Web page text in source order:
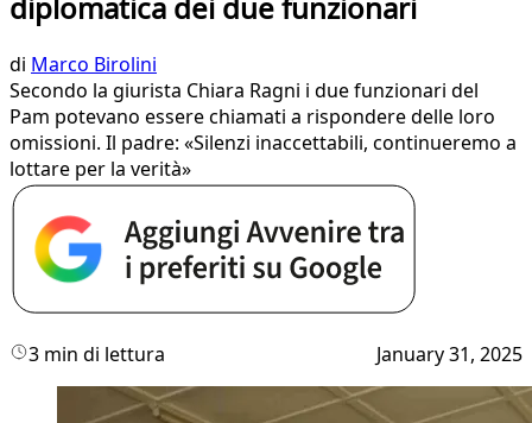
diplomatica dei due funzionari
di Marco Birolini
Secondo la giurista Chiara Ragni i due funzionari del
Pam potevano essere chiamati a rispondere delle loro
omissioni. Il padre: «Silenzi inaccettabili, continueremo a
lottare per la verità»
3 min di lettura January 31, 2025